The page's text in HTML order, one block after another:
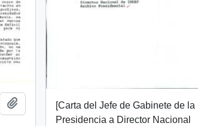
[Carta del Jefe de Gabinete de la
Presidencia a Director Nacional
Añadir al portapapeles